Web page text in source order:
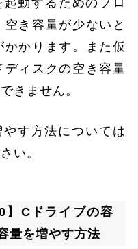
き容量が少ないと
かります。また仮
ィスクの空き容量
きません。
す方法については
い。
】Cドライブの容
量を増やす方法